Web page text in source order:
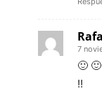
Rafa
7
🙂
!!